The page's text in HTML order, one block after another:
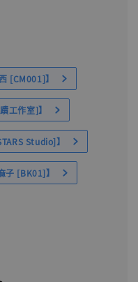
[CM001]】
工作室]】
Studio]】
子 [BK01]】